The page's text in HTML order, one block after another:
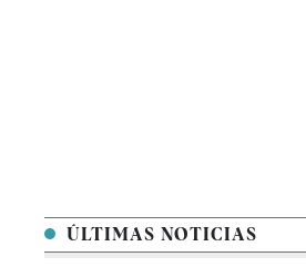
ÚLTIMAS NOTICIAS